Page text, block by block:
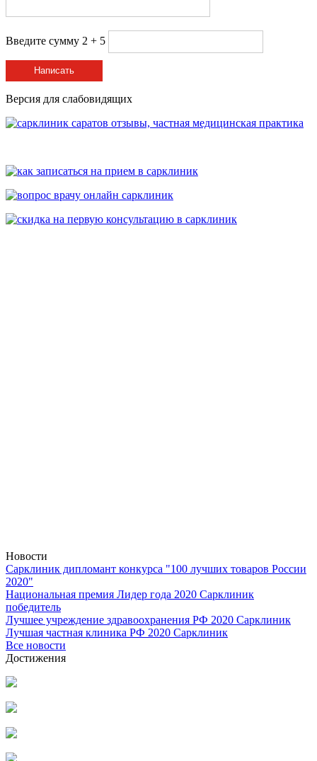
Введите сумму 2 + 5
Написать
Версия для слабовидящих
Новости
Сарклиник дипломант конкурса "100 лучших товаров России
2020"
Национальная премия Лидер года 2020 Сарклиник
победитель
Лучшее учреждение здравоохранения РФ 2020 Сарклиник
Лучшая частная клиника РФ 2020 Сарклиник
Все новости
Достижения